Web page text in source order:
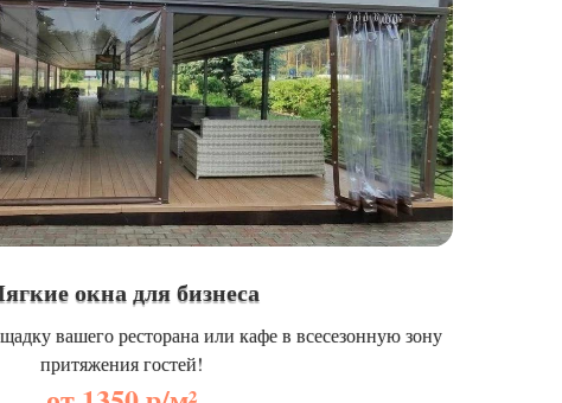
окна для бизнеса
вашего ресторана или кафе в всесезонную зону
притяжения гостей!